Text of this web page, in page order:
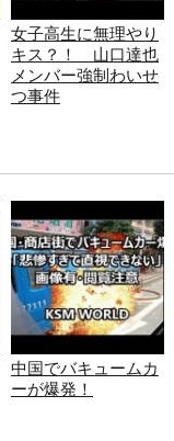
女子高生に無理やり
キス？！ 山口達也
メンバー強制わいせ
つ事件
中国でバキュームカ
ーが爆発！